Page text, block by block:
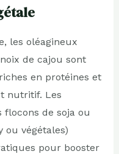
les oléagineux
de cajou sont
en protéines et
nutritif. Les
flocons de soja ou
ou végétales)
pour booster